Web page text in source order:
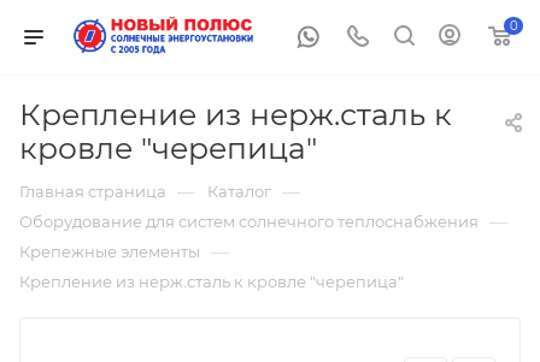
0
Крепление из нерж.сталь к
кровле "черепица"
Главная страница — Каталог —
Оборудование для систем солнечного теплоснабжения —
Крепежные элементы —
Крепление из нерж.сталь к кровле "черепица"